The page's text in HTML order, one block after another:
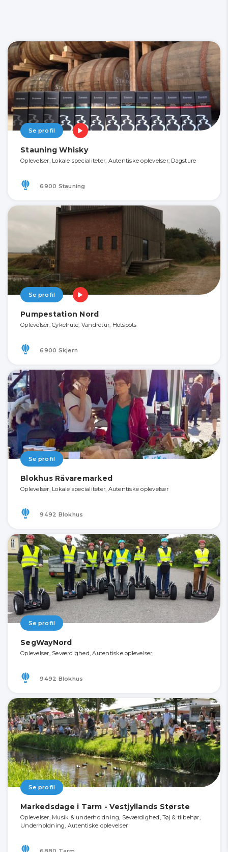
Se profil
Stauning Whisky
Oplevelser, Lokale specialiteter, Autentiske oplevelser, Dagsture
6900 Stauning
Se profil
Pumpestation Nord
Oplevelser, Cykelrute, Vandretur, Hotspots
6900 Skjern
Se profil
Blokhus Råvaremarked
Oplevelser, Lokale specialiteter, Autentiske oplevelser
9492 Blokhus
Se profil
SegWayNord
Oplevelser, Seværdighed, Autentiske oplevelser
9492 Blokhus
Se profil
Markedsdage i Tarm - Vestjyllands Største
Oplevelser, Musik & underholdning, Seværdighed, Tøj & tilbehør,
Underholdning, Autentiske oplevelser